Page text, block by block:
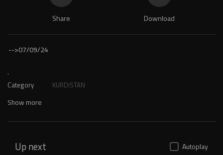
Share Download
-->07/09/24
.
Category KURDISTAN
Show more
Up next Autoplay